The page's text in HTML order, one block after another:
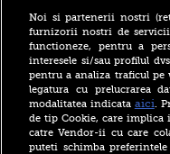
Noi si partenerii nostri
furnizorii nostri de servicii
functioneze, pentru a
interesele si/sau profilul
pentru a analiza traficul pe
legatura cu prelucrarea
modalitatea indicata aici.
de tip Cookie, care implica
catre Vendor-ii cu care
puteti schimba